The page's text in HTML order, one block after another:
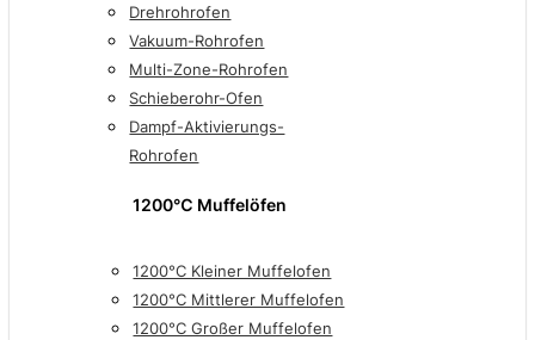
Drehrohrofen
Vakuum-Rohrofen
Multi-Zone-Rohrofen
Schieberohr-Ofen
Dampf-Aktivierungs-
Rohrofen
1200℃ Muffelöfen
1200°C Kleiner Muffelofen
1200°C Mittlerer Muffelofen
1200°C Großer Muffelofen